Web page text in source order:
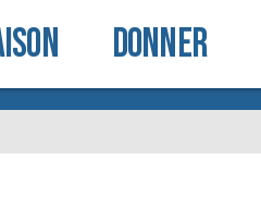
Donner